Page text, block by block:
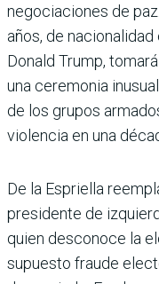
negociaciones de
años, de
Donald Trump,
una ceremonia
de los grupos
violencia en una
De la Espriella
presidente de
quien desconoce la
supuesto fraude